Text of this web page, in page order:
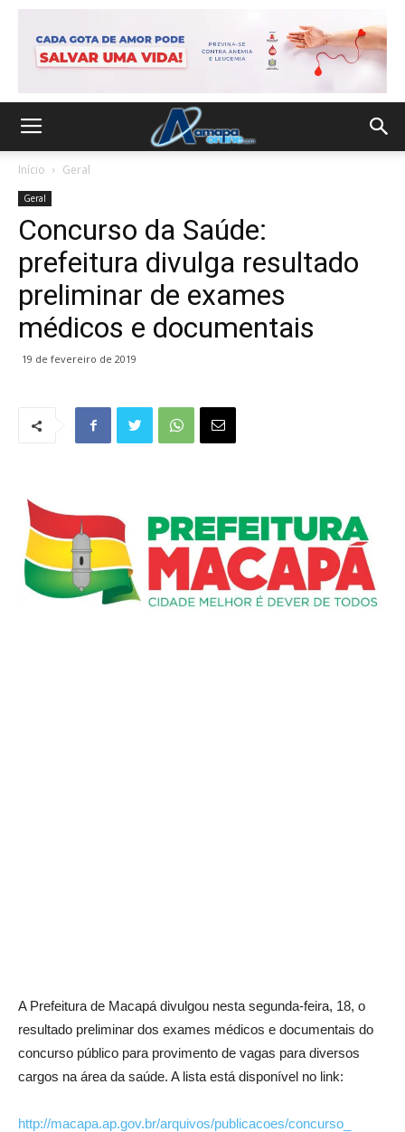
Início Geral
Geral
Concurso da Saúde:
prefeitura divulga resultado
preliminar de exames
médicos e documentais
19 de fevereiro de 2019
A Prefeitura de Macapá divulgou nesta segunda-feira, 18, o
resultado preliminar dos exames médicos e documentais do
concurso público para provimento de vagas para diversos
cargos na área da saúde. A lista está disponível no link:
http://macapa.ap.gov.br/arquivos/publicacoes/concurso_